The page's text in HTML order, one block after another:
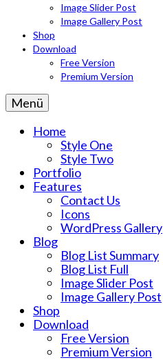
Image Slider Post
Image Gallery Post
Shop
Download
Free Version
Premium Version
Menü
Home
Style One
Style Two
Portfolio
Features
Contact Us
Icons
WordPress Gallery
Blog
Blog List Summary
Blog List Full
Image Slider Post
Image Gallery Post
Shop
Download
Free Version
Premium Version